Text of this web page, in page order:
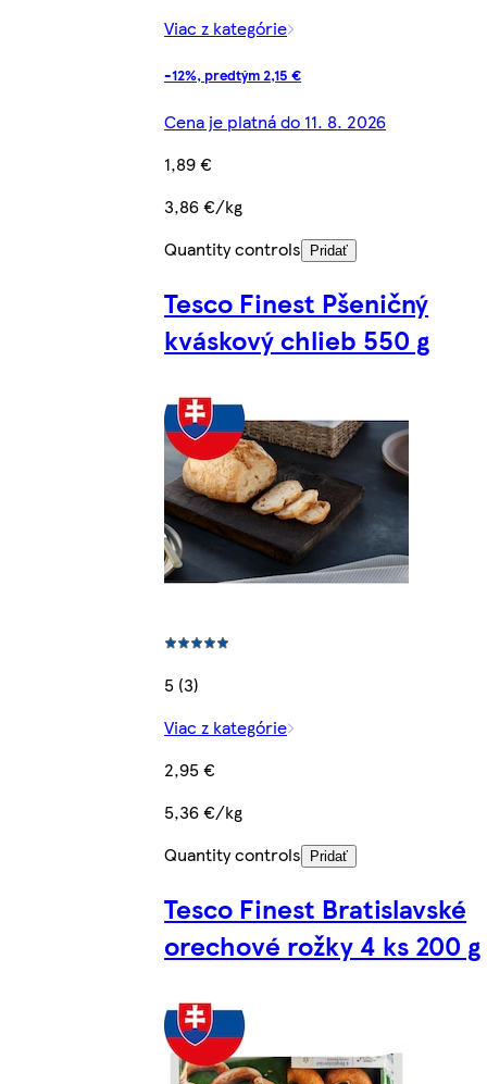
Viac z kategórie
-12%, predtým 2,15 €
Cena je platná do 11. 8. 2026
1,89 €
3,86 €/kg
Quantity controls
Pridať
Tesco Finest Pšeničný
kváskový chlieb 550 g
5 (3)
Viac z kategórie
2,95 €
5,36 €/kg
Quantity controls Pridať
Tesco Finest Bratislavské
orechové rožky 4 ks 200 g